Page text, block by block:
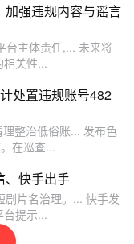
强违规内容与谣言
台主体责任,... 未来将
相关性...
处置违规账号482
整治低俗账... 发布色
在巡查...
、快手出手
剧片名治理。... 快手发
台提示...